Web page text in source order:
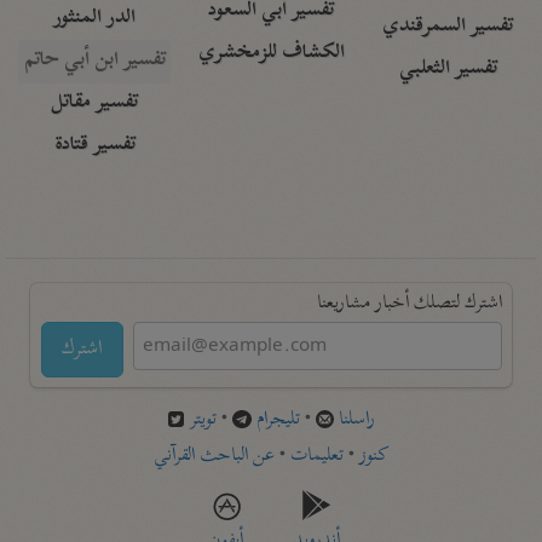
تفسير السمرقندي
تفسير الثعلبي
تفسير أبي السعود
الكشاف للزمخشري
الدر المنثور
تفسير ابن أبي حاتم
تفسير مقاتل
تفسير قتادة
اشترك لتصلك أخبار مشاريعنا
اشترك
راسلنا •تليجرام •تويتر
كنوز•تعليمات •عن الباحث القرآني